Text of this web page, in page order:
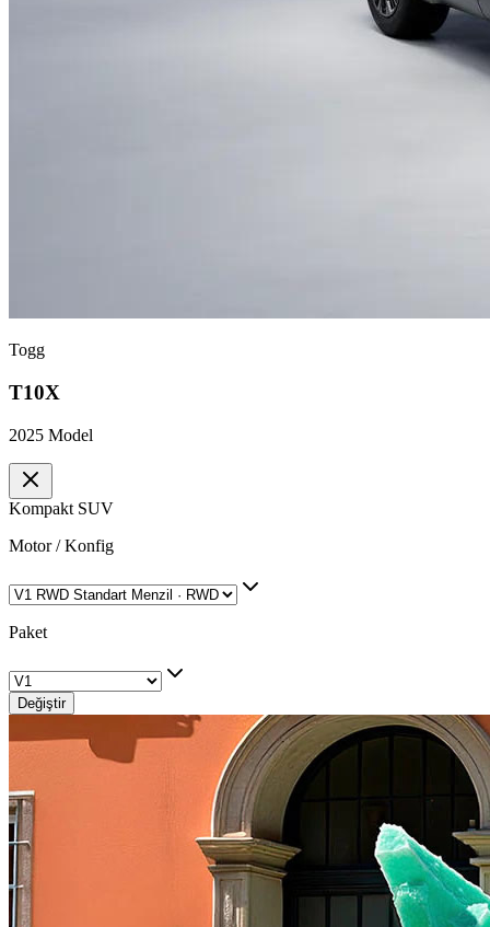
Togg
T10X
2025 Model
Kompakt SUV
Motor / Konfig
Paket
Değiştir